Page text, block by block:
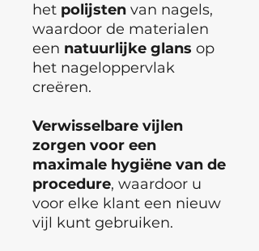
het polijsten van nagels,
waardoor de materialen
een natuurlijke glans op
het nageloppervlak
creëren.
Verwisselbare vijlen
zorgen voor een
maximale hygiëne van de
procedure, waardoor u
voor elke klant een nieuw
vijl kunt gebruiken.